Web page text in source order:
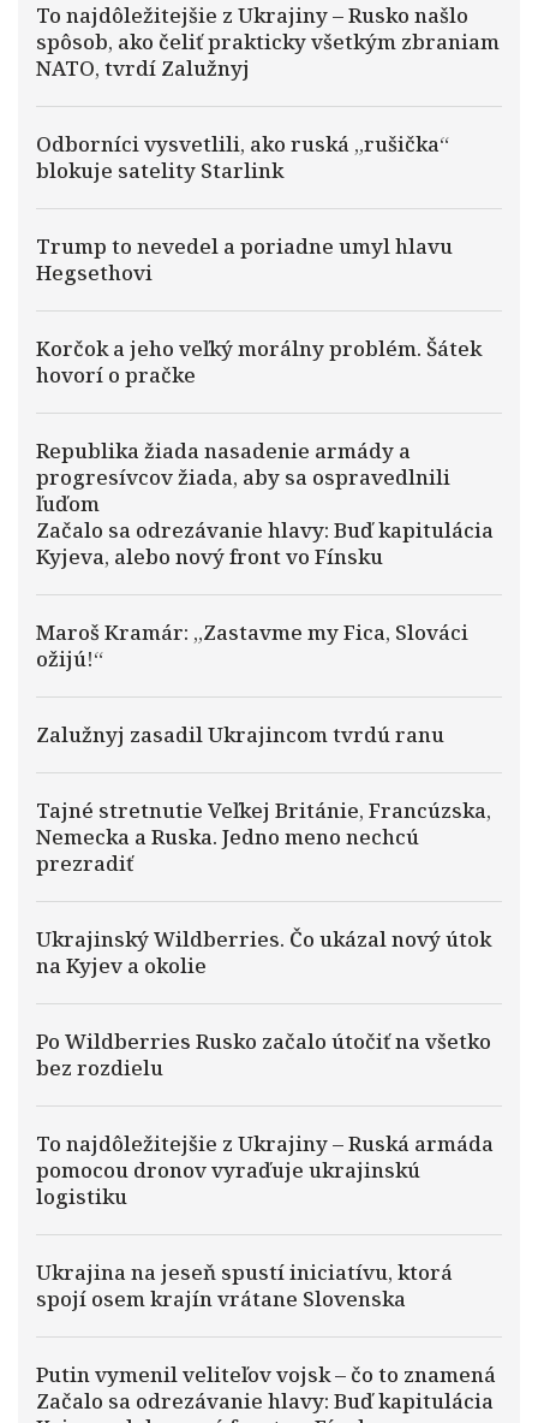
To najdôležitejšie z Ukrajiny – Rusko našlo
spôsob, ako čeliť prakticky všetkým zbraniam
NATO, tvrdí Zalužnyj
Odborníci vysvetlili, ako ruská „rušička“
blokuje satelity Starlink
Trump to nevedel a poriadne umyl hlavu
Hegsethovi
Korčok a jeho veľký morálny problém. Šátek
hovorí o pračke
Republika žiada nasadenie armády a
progresívcov žiada, aby sa ospravedlnili
ľuďom
Začalo sa odrezávanie hlavy: Buď kapitulácia
Kyjeva, alebo nový front vo Fínsku
Maroš Kramár: „Zastavme my Fica, Slováci
ožijú!“
Zalužnyj zasadil Ukrajincom tvrdú ranu
Tajné stretnutie Veľkej Británie, Francúzska,
Nemecka a Ruska. Jedno meno nechcú
prezradiť
Ukrajinský Wildberries. Čo ukázal nový útok
na Kyjev a okolie
Po Wildberries Rusko začalo útočiť na všetko
bez rozdielu
To najdôležitejšie z Ukrajiny – Ruská armáda
pomocou dronov vyraďuje ukrajinskú
logistiku
Ukrajina na jeseň spustí iniciatívu, ktorá
spojí osem krajín vrátane Slovenska
Putin vymenil veliteľov vojsk – čo to znamená
Začalo sa odrezávanie hlavy: Buď kapitulácia